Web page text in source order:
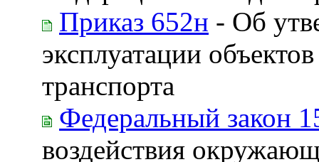
Приказ 652н - Об
эксплуатации
транспорта
Федеральный закон
воздействия